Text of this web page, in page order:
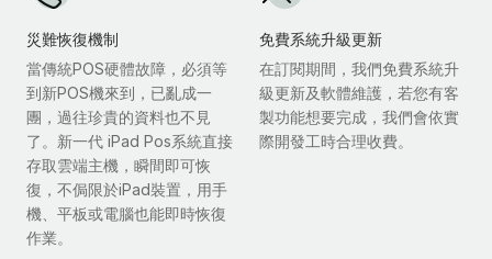
災難恢復機制
當傳統POS硬體故障，必須等
到新POS機來到，已亂成一
團，過往珍貴的資料也不見
了。新一代 iPad Pos系統直接
存取雲端主機，瞬間即可恢
復，不侷限於iPad裝置，用手
機、平板或電腦也能即時恢復
作業。
免費系統升級更新
在訂閱期間，我們免費系統升
級更新及軟體維護，若您有客
製功能想要完成，我們會依實
際開發工時合理收費。